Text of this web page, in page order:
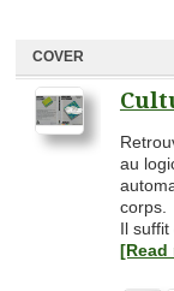
COVER
au
corps.
Il suffit
[Read